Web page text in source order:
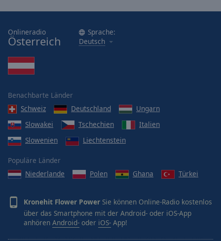
Onlineradio
Österreich
Sprache:
Deutsch
Benachbarte Länder
Schweiz
Deutschland
Ungarn
Slowakei
Tschechien
Italien
Slowenien
Liechtenstein
Populäre Länder
Niederlande
Polen Ghana Türkei
Kronehit Flower Power Sie können Online-Radio kostenlos
über das Smartphone mit der Android- oder iOS-App
anhören Android- oder iOS- App!